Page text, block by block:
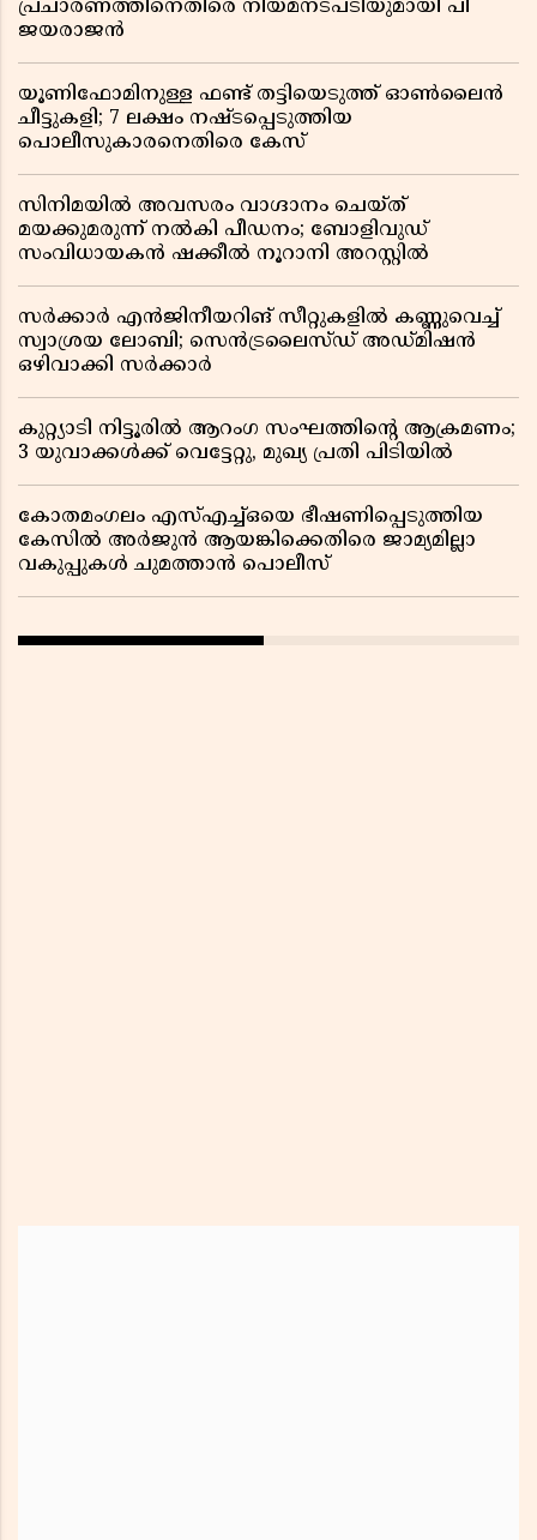
പ്രചാരണത്തിനെതിരെ നിയമനടപടിയുമായി പി
ജയരാജൻ
യൂണിഫോമിനുള്ള ഫണ്ട് തട്ടിയെടുത്ത് ഓൺലൈൻ
ചീട്ടുകളി; 7 ലക്ഷം നഷ്ടപ്പെടുത്തിയ
പൊലീസുകാരനെതിരെ കേസ്
സിനിമയിൽ അവസരം വാഗ്ദാനം ചെയ്ത്
മയക്കുമരുന്ന് നൽകി പീഡനം; ബോളിവുഡ്
സംവിധായകൻ ഷക്കീൽ നൂറാനി അറസ്റ്റിൽ
സർക്കാർ എൻജിനീയറിങ് സീറ്റുകളിൽ കണ്ണുവെച്ച്
സ്വാശ്രയ ലോബി; സെൻട്രലൈസ്ഡ് അഡ്മിഷൻ
ഒഴിവാക്കി സർക്കാർ
കുറ്റ്യാടി നിട്ടൂരിൽ ആറംഗ സംഘത്തിൻ്റെ ആക്രമണം;
3 യുവാക്കൾക്ക് വെട്ടേറ്റു, മുഖ്യ പ്രതി പിടിയിൽ
കോതമംഗലം എസ്എച്ച്ഒയെ ഭീഷണിപ്പെടുത്തിയ
കേസിൽ അർജുൻ ആയങ്കിക്കെതിരെ ജാമ്യമില്ലാ
വകുപ്പുകൾ ചുമത്താൻ പൊലീസ്